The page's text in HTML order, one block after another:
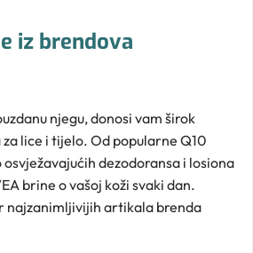
iz brendova
njegu, donosi vam širok
lice i tijelo. Od popularne Q10
dezodoransa i losiona
brine o vašoj koži svaki dan.
najzanimljivijih artikala brenda